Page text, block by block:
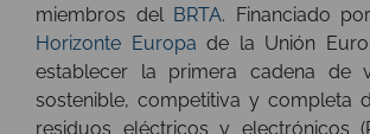
miembros del BRTA. Financiado
Horizonte Europa de la Unión
establecer la primera cadena de
sostenible, competitiva y completa
residuos eléctricos y electrónicos